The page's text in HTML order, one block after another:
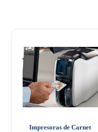
Impresoras de Carnet